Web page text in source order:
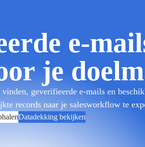
e-
je
geverifieerde e-mails en
records naar je salesworkflow te
Datadekking bekijken